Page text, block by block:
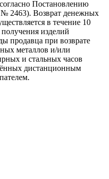
Постановлению
2463). Возврат денежных
в течение 10
изделий
продавца при возврате
металлов и/или
и стальных часов
дистанционным